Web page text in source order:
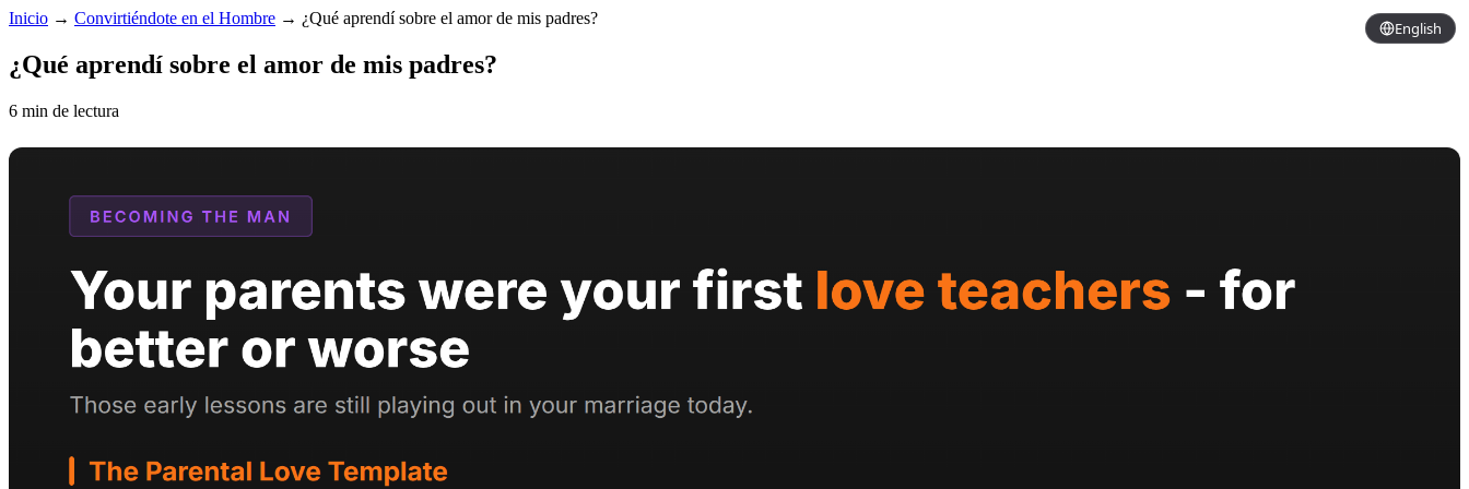
English
Inicio → Convirtiéndote en el Hombre → ¿Qué aprendí sobre el amor de mis padres?
¿Qué aprendí sobre el amor de mis padres?
6 min de lectura